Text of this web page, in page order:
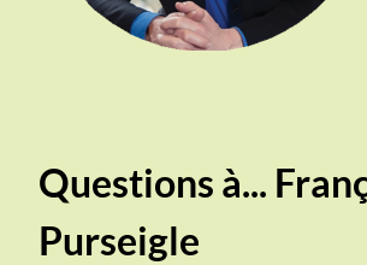
Questions à...
Purseigle